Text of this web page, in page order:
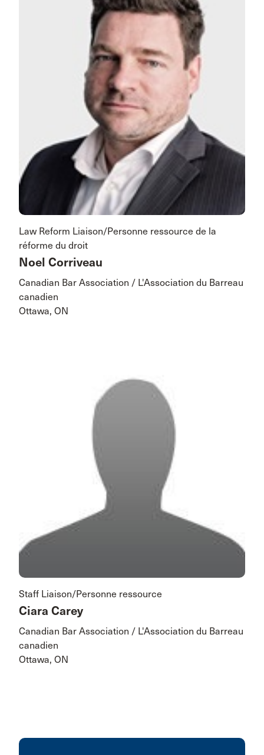
Law Reform Liaison/Personne ressource de la
réforme du droit
Noel Corriveau
Canadian Bar Association / L'Association du Barreau
canadien
Ottawa, ON
Staff Liaison/Personne ressource
Ciara Carey
Canadian Bar Association / L'Association du Barreau
canadien
Ottawa, ON